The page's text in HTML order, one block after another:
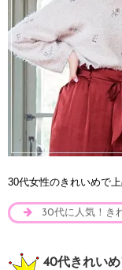
30代女性のきれいめで
30代に人気！き
40代きれい